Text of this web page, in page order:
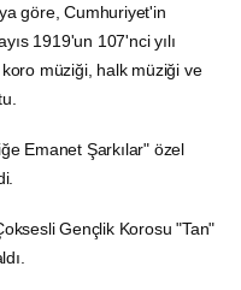
göre, Cumhuriyet'in
1919'un 107'nci yılı
koro müziği, halk müziği ve
Emanet Şarkılar" özel
Gençlik Korosu "Tan"